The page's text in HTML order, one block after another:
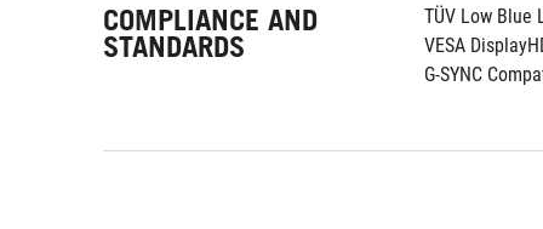
COMPLIANCE AND
STANDARDS
TÜV Low Blue
VESA
G-SYNC